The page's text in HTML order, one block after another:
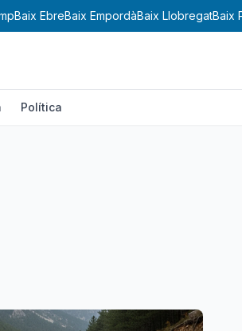
Baix EbreBaix EmpordàBaix LlobregatBaix
Política